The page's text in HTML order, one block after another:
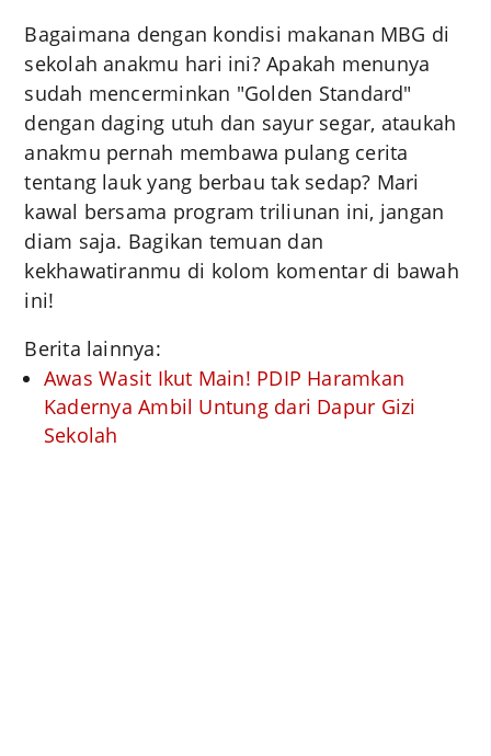
Bagaimana dengan kondisi makanan MBG di
sekolah anakmu hari ini? Apakah menunya
sudah mencerminkan "Golden Standard"
dengan daging utuh dan sayur segar, ataukah
anakmu pernah membawa pulang cerita
tentang lauk yang berbau tak sedap? Mari
kawal bersama program triliunan ini, jangan
diam saja. Bagikan temuan dan
kekhawatiranmu di kolom komentar di bawah
ini!
Berita lainnya:
Awas Wasit Ikut Main! PDIP Haramkan
Kadernya Ambil Untung dari Dapur Gizi
Sekolah